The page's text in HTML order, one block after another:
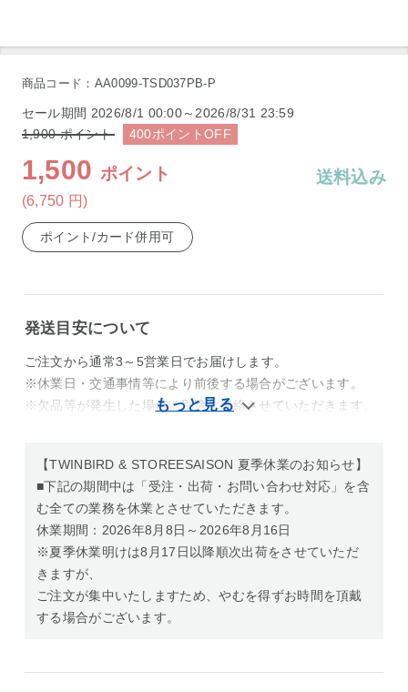
商品コード：AA0099-TSD037PB-P
セール期間 2026/8/1 00:00～2026/8/31 23:59
1,900ポイント 400ポイントOFF
1,500 ポイント
(6,750 円)
送料込み
ポイント/カード併用可
発送目安について
ご注文から通常3～5営業日でお届けします。
※休業日・交通事情等により前後する場合がございます。
※欠品等が発生した場合は別途ご連絡させていただきます。
【TWINBIRD & STOREESAISON 夏季休業のお知らせ】
■下記の期間中は「受注・出荷・お問い合わせ対応」を含
む全ての業務を休業とさせていただきます。
休業期間：2026年8月8日～2026年8月16日
※夏季休業明けは8月17日以降順次出荷をさせていただ
きますが、
ご注文が集中いたしますため、やむを得ずお時間を頂戴
する場合がございます。